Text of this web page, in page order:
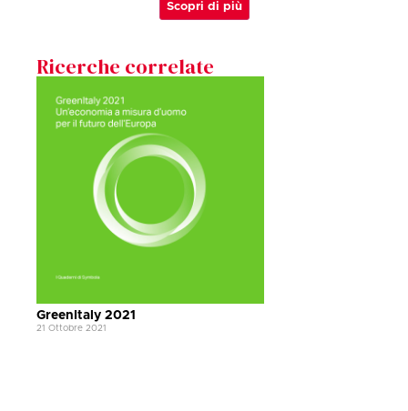
Scopri di più
Ricerche correlate
GreenItaly 2021
21 Ottobre 2021